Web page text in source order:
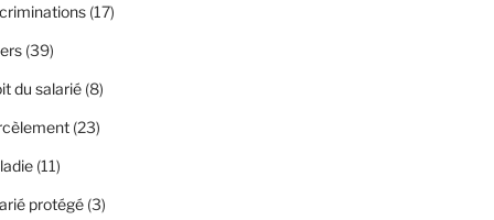
(17)
(39)
du salarié(8)
(23)
(11)
protégé(3)